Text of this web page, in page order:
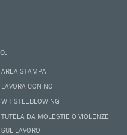
AREA STAMPA
LAVORA CON NOI
WHISTLEBLOWING
TUTELA DA MOLESTIE O VIOLENZE
SUL LAVORO